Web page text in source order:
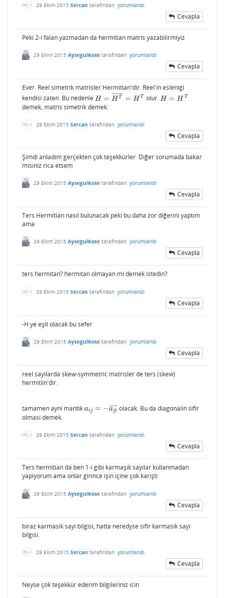
29 Ekim 2015 Sercan tarafından yorumlandı
Cevapla
Peki 2-i falan yazmadan da hermitian matris yazabilirmiyiz
29 Ekim 2015 AysegulKose tarafından yorumlandı
Cevapla
Ever. Reel simetrik matrisler Hermitian'dir. Reel'in eslenigi
kendisi zaten. Bu nedenle H = H T
¯ ¯
¯¯¯¯¯¯ = H T
H= HT ¯=H olur.H = H T
H= HT
demek, matris simetrik demek.
29 Ekim 2015 Sercan tarafından yorumlandı
Cevapla
Şimdi anladım gerçekten çok teşekkürler Diğer sorumada bakar
misiniz rica etsem
29 Ekim 2015 AysegulKose tarafından yorumlandı
Cevapla
Ters Hermitian nasıl bulunacak peki bu daha zor diğerini yaptım
ama
29 Ekim 2015 AysegulKose tarafından yorumlandı
Cevapla
ters hermitan? hermitan olmayan mi demek istedin?
29 Ekim 2015 Sercan tarafından yorumlandı
Cevapla
-H ye eşit olacak bu sefer
29 Ekim 2015 AysegulKose tarafından yorumlandı
Cevapla
reel sayilarda skew-symmetric matrisler de ters (skew)
hermitiin'dir.
tamamen ayni mantik ai j = −aji
¯ ¯
¯¯¯¯
aij= −a i¯
olacak. Bu da diagonalin sifir
olmasi demek.
29 Ekim 2015 Sercan tarafından yorumlandı
Cevapla
Ters hermitian da ben 1-i gibi karmaşık sayılar kullanmadan
yapiyorum ama onlar girince işin içine çok karıştı
29 Ekim 2015 AysegulKose tarafından yorumlandı
Cevapla
biraz karmasik sayi bilgisi, hatta neredyse sifir karmasik sayi
bilgisi.
29 Ekim 2015 Sercan tarafından yorumlandı
Cevapla
Neyse çok teşekkür ederim bilgileriniz ıcin